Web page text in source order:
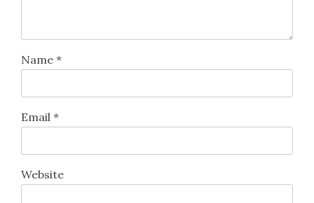
Name *
Email *
Website